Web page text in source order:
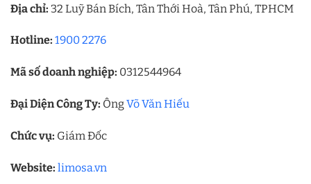
Địa chỉ: 32 Luỹ Bán Bích, Tân Thới Hoà, Tân Phú, TPHCM
Hotline: 1900 2276
Mã số doanh nghiệp: 0312544964
Đại Diện Công Ty: ÔngVõ Văn Hiếu
Chức vụ: Giám Đốc
Website: limosa.vn